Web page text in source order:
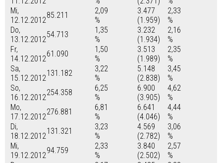
Mi,
12.12.2012
85.211
2,09
%
3.477
(1.959)
2,33
%
Do,
13.12.2012
54.713
1,35
%
3.232
(1.934)
2,16
%
Fr,
14.12.2012
61.090
1,50
%
3.513
(1.989)
2,35
%
Sa,
15.12.2012
131.182
3,22
%
5.148
(2.838)
3,45
%
So,
16.12.2012
254.358
6,25
%
6.900
(3.905)
4,62
%
Mo,
17.12.2012
276.881
6,81
%
6.641
(4.046)
4,44
%
Di,
18.12.2012
131.321
3,23
%
4.569
(2.782)
3,06
%
Mi,
19.12.2012
94.759
2,33
%
3.840
(2.502)
2,57
%